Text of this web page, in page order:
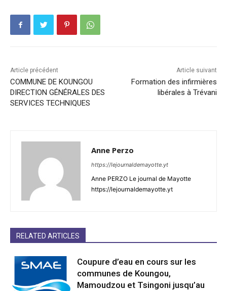
Article précédent
COMMUNE DE KOUNGOU
DIRECTION GÉNÉRALES DES
SERVICES TECHNIQUES
Article suivant
Formation des infirmières
libérales à Trévani
Anne Perzo
https://lejournaldemayotte.yt
Anne PERZO Le journal de Mayotte
https://lejournaldemayotte.yt
RELATED ARTICLES
Coupure d’eau en cours sur les
communes de Koungou,
Mamoudzou et Tsingoni jusqu’au